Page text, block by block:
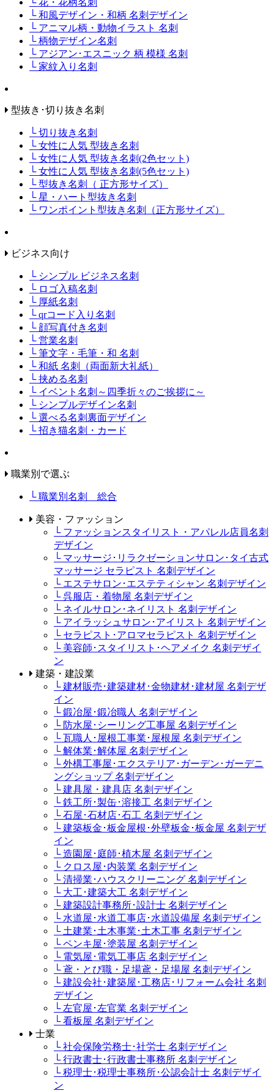
└ 和風デザイン・和柄 名刺デザイン
└ アニマル柄・動物イラスト 名刺
└ 柄物デザイン名刺
└ アジアン･エスニック 柄 模様 名刺
└ 家紋入り名刺
型抜き･切り抜き名刺
└ 切り抜き名刺
└ 女性に人気 型抜き名刺
└ 女性に人気 型抜き名刺(2色セット)
└ 女性に人気 型抜き名刺(5色セット)
└ 型抜き名刺（ 正方形サイズ）
└ 星・ハート型抜き名刺
└ ワンポイント型抜き名刺（正方形サイズ）
ビジネス向け
└ シンプル ビジネス名刺
└ ロゴ入稿名刺
└ 厚紙名刺
└ qrコード入り名刺
└ 顔写真付き名刺
└ 営業名刺
└ 筆文字・毛筆・和 名刺
└ 和紙 名刺（両面新大礼紙）
└ 挟める名刺
└ イベント名刺～四季折々のご挨拶に～
└ シンプルデザイン名刺
└ 選べる名刺裏面デザイン
└ 招き猫名刺・カード
職業別で選ぶ
└ 職業別名刺 総合
美容・ファッション
└ ファッションスタイリスト・アパレル店員名刺
デザイン
└ マッサージ･リラクゼーションサロン･タイ古式
マッサージ セラピスト 名刺デザイン
└ エステサロン･エステティシャン 名刺デザイン
└ 呉服店・着物屋 名刺デザイン
└ ネイルサロン･ネイリスト 名刺デザイン
└ アイラッシュサロン･アイリスト 名刺デザイン
└ セラピスト･アロマセラピスト 名刺デザイン
└ 美容師･スタイリスト･ヘアメイク 名刺デザイ
ン
建築・建設業
└ 建材販売･建築建材･金物建材･建材屋 名刺デザ
イン
└ 鍛冶屋･鍛冶職人 名刺デザイン
└ 防水屋･シーリング工事屋 名刺デザイン
└ 瓦職人･屋根工事業･屋根屋 名刺デザイン
└ 解体業･解体屋 名刺デザイン
└ 外構工事屋･エクステリア･ガーデン･ガーデニ
ングショップ 名刺デザイン
└ 建具屋・建具店 名刺デザイン
└ 鉄工所･製缶･溶接工 名刺デザイン
└ 石屋･石材店･石工 名刺デザイン
└ 建築板金･板金屋根･外壁板金･板金屋 名刺デザ
イン
└ 造園屋･庭師･植木屋 名刺デザイン
└ クロス屋･内装業 名刺デザイン
└ 清掃業･ハウスクリーニング 名刺デザイン
└ 大工･建築大工 名刺デザイン
└ 建築設計事務所･設計士 名刺デザイン
└ 水道屋･水道工事店･水道設備屋 名刺デザイン
└ 土建業･土木事業･土木工事 名刺デザイン
└ ペンキ屋･塗装屋 名刺デザイン
└ 電気屋･電気工事店 名刺デザイン
└ 鳶・とび職・足場鳶・足場屋 名刺デザイン
└ 建設会社･建築屋･工務店･リフォーム会社 名刺
デザイン
└ 左官屋･左官業 名刺デザイン
└ 看板屋 名刺デザイン
士業
└ 社会保険労務士･社労士 名刺デザイン
└ 行政書士･行政書士事務所 名刺デザイン
└ 税理士･税理士事務所･公認会計士 名刺デザイ
ン